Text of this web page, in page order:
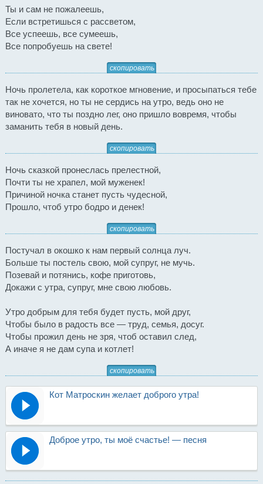
Ты и сам не пожалеешь,
Если встретишься с рассветом,
Все успеешь, все сумеешь,
Все попробуешь на свете!
скопировать
Ночь пролетела, как короткое мгновение, и просыпаться тебе
так не хочется, но ты не сердись на утро, ведь оно не
виновато, что ты поздно лег, оно пришло вовремя, чтобы
заманить тебя в новый день.
скопировать
Ночь сказкой пронеслась прелестной,
Почти ты не храпел, мой муженек!
Причиной ночка станет пусть чудесной,
Прошло, чтоб утро бодро и денек!
скопировать
Постучал в окошко к нам первый солнца луч.
Больше ты постель свою, мой супруг, не мучь.
Позевай и потянись, кофе приготовь,
Докажи с утра, супруг, мне свою любовь.
Утро добрым для тебя будет пусть, мой друг,
Чтобы было в радость все — труд, семья, досуг.
Чтобы прожил день не зря, чтоб оставил след,
А иначе я не дам супа и котлет!
скопировать
Кот Матроскин желает доброго утра!
Доброе утро, ты моё счастье! — песня